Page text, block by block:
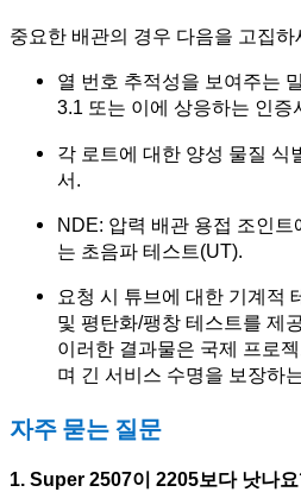
중요한 배관의 경우 다음을 고집하
열 번호 추적성을 보여주는
3.1 또는 이에 상응하는 인증
각 로트에 대한 양성 물질 식
서.
NDE: 압력 배관 용접 조인
는 초음파 테스트(UT).
요청 시 튜브에 대한 기계적
및 평탄화/팽창 테스트를 제
이러한 결과물은 국제 프로
며 긴 서비스 수명을 보장하
자주 묻는 질문
1. Super 2507이 2205보다 낫나